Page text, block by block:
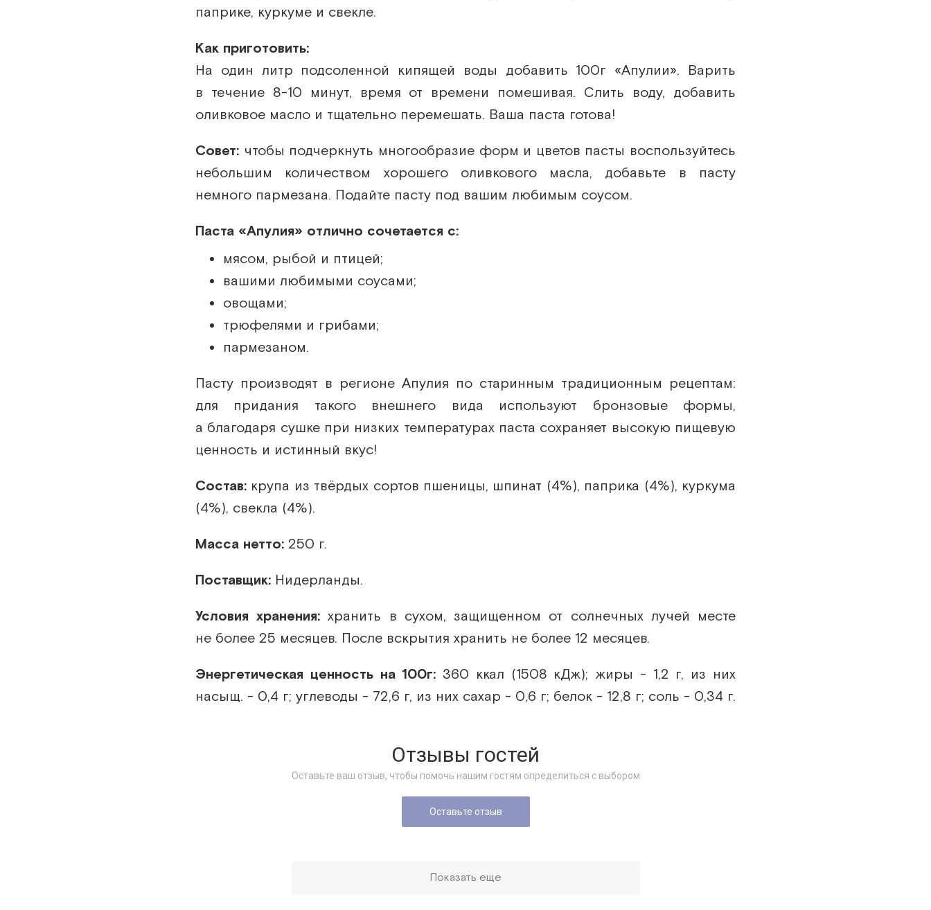
паприке, куркуме и свекле.
Как приготовить:
На один литр подсоленной кипящей воды добавить 100г «Апулии». Варить
в течение 8-10 минут, время от времени помешивая. Слить воду, добавить
оливковое масло и тщательно перемешать. Ваша паста готова!
Совет: чтобы подчеркнуть многообразие форм и цветов пасты воспользуйтесь
небольшим количеством хорошего оливкового масла, добавьте в пасту
немного пармезана. Подайте пасту под вашим любимым соусом.
Паста «Апулия» отлично сочетается с:
мясом, рыбой и птицей;
вашими любимыми соусами;
овощами;
трюфелями и грибами;
пармезаном.
Пасту производят в регионе Апулия по старинным традиционным рецептам:
для придания такого внешнего вида используют бронзовые формы,
а благодаря сушке при низких температурах паста сохраняет высокую пищевую
ценность и истинный вкус!
Состав: крупа из твёрдых сортов пшеницы, шпинат (4%), паприка (4%), куркума
(4%), свекла (4%).
Масса нетто: 250 г.
Поставщик: Нидерланды.
Условия хранения: хранить в сухом, защищенном от солнечных лучей месте
не более 25 месяцев. После вскрытия хранить не более 12 месяцев.
Энергетическая ценность на 100г: 360 ккал (1508 кДж); жиры - 1,2 г, из них
насыщ. - 0,4 г; углеводы - 72,6 г, из них сахар - 0,6 г; белок - 12,8 г; соль - 0,34 г.
Отзывы гостей
Оставьте ваш отзыв, чтобы помочь нашим гостям определиться с выбором
Оставьте отзыв
Показать еще